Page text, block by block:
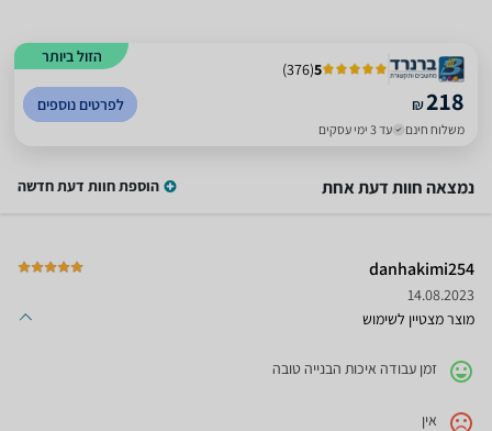
הזול ביותר
5
(
376
)
₪218
משלוח חינם עד 3 ימי עסקים
לפרטים נוספים
נמצאה חוות דעת אחת הוספת חוות דעת חדשה
danhakimi254
14.08.2023
מוצר מצטיין לשימוש
זמן עבודה איכות הבנייה טובה
אין